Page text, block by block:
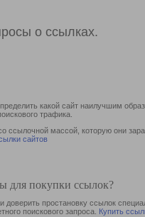
о ссылках.
какой сайт наилучшим
трафика.
ссылочной массой, которую они
сайтов
для покупки ссылок?
простановку ссылок
поискового запроса. Купить